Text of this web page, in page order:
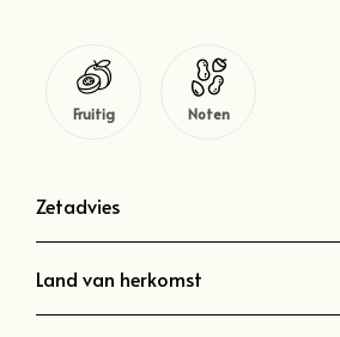
Fruitig Noten
Zetadvies
Land van herkomst